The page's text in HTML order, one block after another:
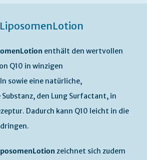
LiposomenLotion
enthält den wertvollen
Q10 in winzigen
sowie eine natürliche,
den Lung Surfactant, in
Dadurch kann Q10 leicht in die
zeichnet sich zudem